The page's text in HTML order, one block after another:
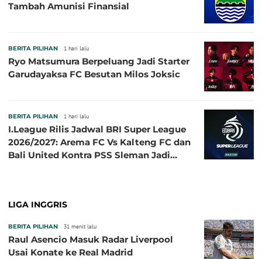
Tambah Amunisi Finansial
BERITA PILIHAN 1 hari lalu
Ryo Matsumura Berpeluang Jadi Starter
Garudayaksa FC Besutan Milos Joksic
BERITA PILIHAN 1 hari lalu
I.League Rilis Jadwal BRI Super League
2026/2027: Arema FC Vs Kalteng FC dan
Bali United Kontra PSS Sleman Jadi
LIGA INGGRIS
BERITA PILIHAN 31 menit lalu
Raul Asencio Masuk Radar Liverpool
Usai Konate ke Real Madrid